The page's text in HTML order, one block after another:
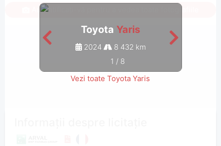
Toyota Yaris
2024
8 432 km
1 / 8
Vezi toate Toyota Yaris
Autentificați-vă pentru a vedea toate fotografiile